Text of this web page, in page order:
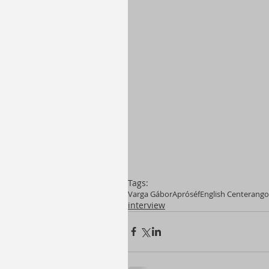
Tags:
Varga GáborApróséfEnglish Center
interview